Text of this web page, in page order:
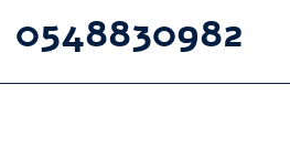
0548830982